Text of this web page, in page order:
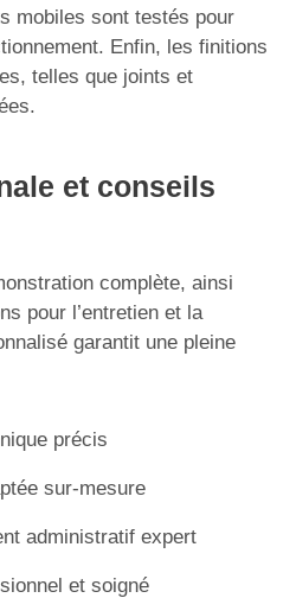
mobiles sont testés pour
Enfin, les finitions
telles que joints et
et conseils
complète, ainsi
pour l’entretien et la
garantit une pleine
précis
sur-mesure
administratif expert
et soigné